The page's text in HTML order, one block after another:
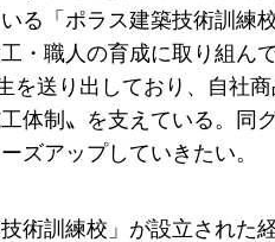
る「ポラス建築技術訓練
・職人の育成に取り組ん
を送り出しており、自社
体制〟を支えている。同
ズアップしていきたい。
技術訓練校」が設立された